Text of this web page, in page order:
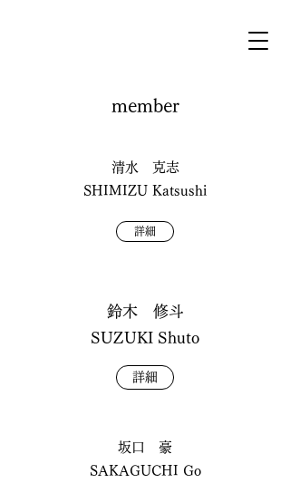
​​member
清水 克志
​SHIMIZU Katsushi
詳細
鈴木 修斗
​SUZUKI Shuto
詳細
坂口 豪
SAKAGUCHI Go